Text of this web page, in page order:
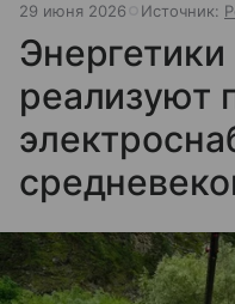
29 июня 2026 Источник:
реализуют